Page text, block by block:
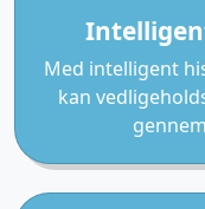
Med intelligent
kan